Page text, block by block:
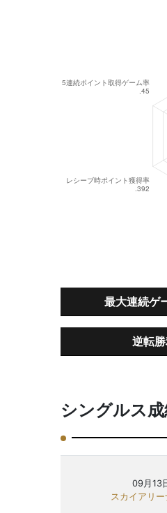
最大連続ゲ
逆転
シングルス
09月13
スカイアリー